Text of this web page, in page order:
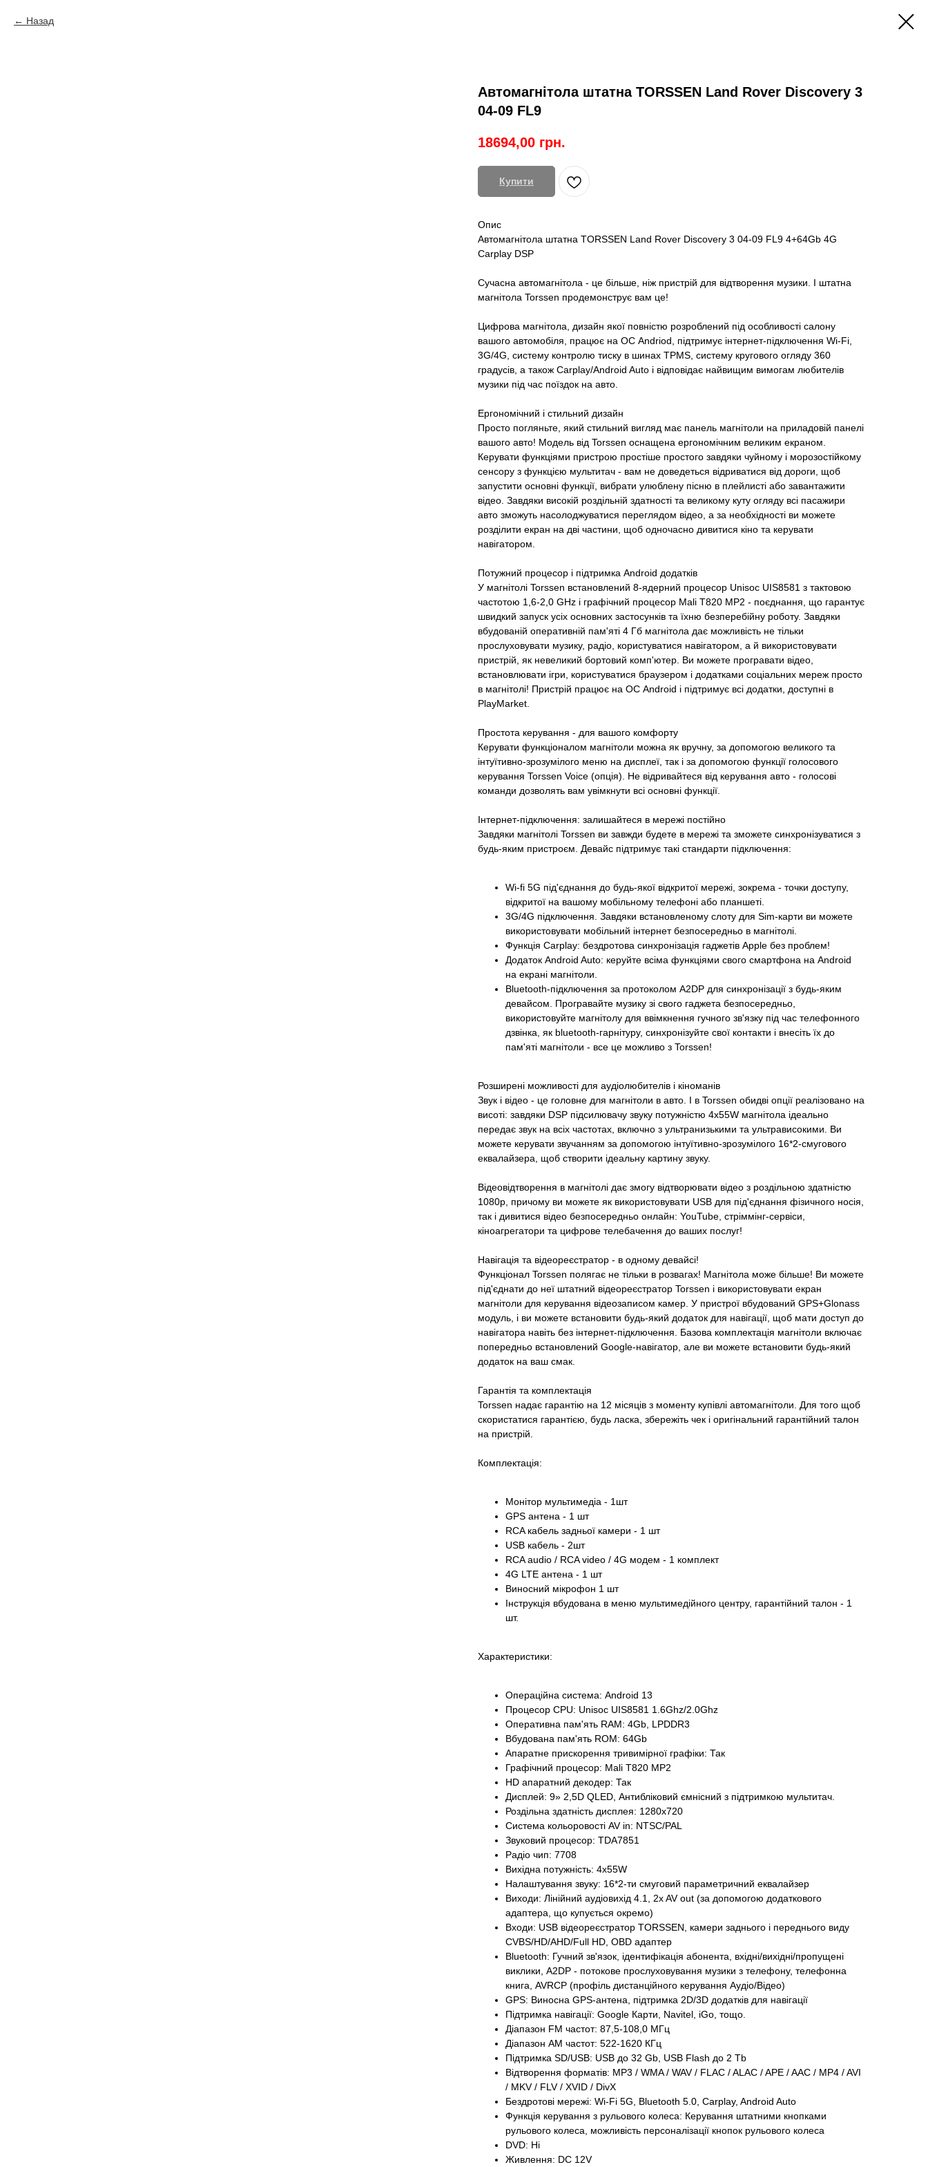
Назад
Автомагнітола штатна TORSSEN Land Rover Discovery 3
04-09 FL9
18694,00 грн.
Купити
Опис
Автомагнітола штатна TORSSEN Land Rover Discovery 3 04-09 FL9 4+64Gb 4G
Carplay DSP
Сучасна автомагнітола - це більше, ніж пристрій для відтворення музики. І штатна
магнітола Torssen продемонструє вам це!
Цифрова магнітола, дизайн якої повністю розроблений під особливості салону
вашого автомобіля, працює на ОС Andriod, підтримує інтернет-підключення Wi-Fi,
3G/4G, систему контролю тиску в шинах TPMS, систему кругового огляду 360
градусів, а також Carplay/Android Auto і відповідає найвищим вимогам любителів
музики під час поїздок на авто.
Ергономічний і стильний дизайн
Просто погляньте, який стильний вигляд має панель магнітоли на приладовій панелі
вашого авто! Модель від Torssen оснащена ергономічним великим екраном.
Керувати функціями пристрою простіше простого завдяки чуйному і морозостійкому
сенсору з функцією мультитач - вам не доведеться відриватися від дороги, щоб
запустити основні функції, вибрати улюблену пісню в плейлисті або завантажити
відео. Завдяки високій роздільній здатності та великому куту огляду всі пасажири
авто зможуть насолоджуватися переглядом відео, а за необхідності ви можете
розділити екран на дві частини, щоб одночасно дивитися кіно та керувати
навігатором.
Потужний процесор і підтримка Android додатків
У магнітолі Torssen встановлений 8-ядерний процесор Unisoc UIS8581 з тактовою
частотою 1,6-2,0 GHz і графічний процесор Mali T820 MP2 - поєднання, що гарантує
швидкий запуск усіх основних застосунків та їхню безперебійну роботу. Завдяки
вбудованій оперативній пам'яті 4 Гб магнітола дає можливість не тільки
прослуховувати музику, радіо, користуватися навігатором, а й використовувати
пристрій, як невеликий бортовий комп'ютер. Ви можете програвати відео,
встановлювати ігри, користуватися браузером і додатками соціальних мереж просто
в магнітолі! Пристрій працює на ОС Android і підтримує всі додатки, доступні в
PlayMarket.
Простота керування - для вашого комфорту
Керувати функціоналом магнітоли можна як вручну, за допомогою великого та
інтуїтивно-зрозумілого меню на дисплеї, так і за допомогою функції голосового
керування Torssen Voice (опція). Не відривайтеся від керування авто - голосові
команди дозволять вам увімкнути всі основні функції.
Інтернет-підключення: залишайтеся в мережі постійно
Завдяки магнітолі Torssen ви завжди будете в мережі та зможете синхронізуватися з
будь-яким пристроєм. Девайс підтримує такі стандарти підключення:
Wi-fi 5G під'єднання до будь-якої відкритої мережі, зокрема - точки доступу,
відкритої на вашому мобільному телефоні або планшеті.
3G/4G підключення. Завдяки встановленому слоту для Sim-карти ви можете
використовувати мобільний інтернет безпосередньо в магнітолі.
Функція Carplay: бездротова синхронізація гаджетів Apple без проблем!
Додаток Android Auto: керуйте всіма функціями свого смартфона на Android
на екрані магнітоли.
Bluetooth-підключення за протоколом A2DP для синхронізації з будь-яким
девайсом. Програвайте музику зі свого гаджета безпосередньо,
використовуйте магнітолу для ввімкнення гучного зв'язку під час телефонного
дзвінка, як bluetooth-гарнітуру, синхронізуйте свої контакти і внесіть їх до
пам'яті магнітоли - все це можливо з Torssen!
Розширені можливості для аудіолюбителів і кіноманів
Звук і відео - це головне для магнітоли в авто. І в Torssen обидві опції реалізовано на
висоті: завдяки DSP підсилювачу звуку потужністю 4х55W магнітола ідеально
передає звук на всіх частотах, включно з ультранизькими та ультрависокими. Ви
можете керувати звучанням за допомогою інтуїтивно-зрозумілого 16*2-смугового
еквалайзера, щоб створити ідеальну картину звуку.
Відеовідтворення в магнітолі дає змогу відтворювати відео з роздільною здатністю
1080р, причому ви можете як використовувати USB для під'єднання фізичного носія,
так і дивитися відео безпосередньо онлайн: YouTube, стріммінг-сервіси,
кіноагрегатори та цифрове телебачення до ваших послуг!
Навігація та відеореєстратор - в одному девайсі!
Функціонал Torssen полягає не тільки в розвагах! Магнітола може більше! Ви можете
під'єднати до неї штатний відеореєстратор Torssen і використовувати екран
магнітоли для керування відеозаписом камер. У пристрої вбудований GPS+Glonass
модуль, і ви можете встановити будь-який додаток для навігації, щоб мати доступ до
навігатора навіть без інтернет-підключення. Базова комплектація магнітоли включає
попередньо встановлений Google-навігатор, але ви можете встановити будь-який
додаток на ваш смак.
Гарантія та комплектація
Torssen надає гарантію на 12 місяців з моменту купівлі автомагнітоли. Для того щоб
скористатися гарантією, будь ласка, збережіть чек і оригінальний гарантійний талон
на пристрій.
Комплектація:
Монітор мультимедіа - 1шт
GPS антена - 1 шт
RCA кабель задньої камери - 1 шт
USB кабель - 2шт
RCA audio / RCA video / 4G модем - 1 комплект
4G LTE антена - 1 шт
Виносний мікрофон 1 шт
Інструкція вбудована в меню мультимедійного центру, гарантійний талон - 1
шт.
Характеристики:
Операційна система: Android 13
Процесор CPU: Unisoc UIS8581 1.6Ghz/2.0Ghz
Оперативна пам'ять RAM: 4Gb, LPDDR3
Вбудована пам'ять ROM: 64Gb
Апаратне прискорення тривимірної графіки: Так
Графічний процесор: Mali T820 MP2
HD апаратний декодер: Так
Дисплей: 9» 2,5D QLED, Антибліковий ємнісний з підтримкою мультитач.
Роздільна здатність дисплея: 1280x720
Система кольоровості AV in: NTSC/PAL
Звуковий процесор: TDA7851
Радіо чип: 7708
Вихідна потужність: 4х55W
Налаштування звуку: 16*2-ти смуговий параметричний еквалайзер
Виходи: Лінійний аудіовихід 4.1, 2x AV out (за допомогою додаткового
адаптера, що купується окремо)
Входи: USB відеореєстратор TORSSEN, камери заднього і переднього виду
CVBS/HD/AHD/Full HD, OBD адаптер
Bluetooth: Гучний зв'язок, ідентифікація абонента, вхідні/вихідні/пропущені
виклики, A2DP - потокове прослуховування музики з телефону, телефонна
книга, AVRCP (профіль дистанційного керування Аудіо/Відео)
GPS: Виносна GPS-антена, підтримка 2D/3D додатків для навігації
Підтримка навігації: Google Карти, Navitel, iGo, тощо.
Діапазон FM частот: 87,5-108,0 МГц
Діапазон АМ частот: 522-1620 КГц
Підтримка SD/USB: USB до 32 Gb, USB Flash до 2 Tb
Відтворення форматів: MP3 / WMA / WAV / FLAC / ALAC / APE / AAC / MP4 / AVI
/ MKV / FLV / XVID / DivX
Бездротові мережі: Wi-Fi 5G, Bluetooth 5.0, Carplay, Android Auto
Функція керування з рульового колеса: Керування штатними кнопками
рульового колеса, можливість персоналізації кнопок рульового колеса
DVD: Ні
Живлення: DC 12V